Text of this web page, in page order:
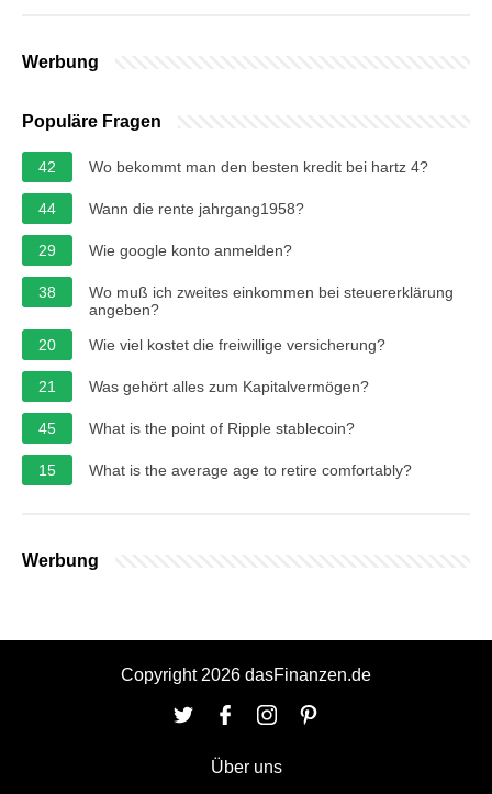
Werbung
Populäre Fragen
42 Wo bekommt man den besten kredit bei hartz 4?
44 Wann die rente jahrgang1958?
29 Wie google konto anmelden?
38
Wo muß ich zweites einkommen bei steuererklärung
angeben?
20
Wie viel kostet die freiwillige versicherung?
21 Was gehört alles zum Kapitalvermögen?
45 What is the point of Ripple stablecoin?
15 What is the average age to retire comfortably?
Werbung
Copyright 2026 dasFinanzen.de
Über uns